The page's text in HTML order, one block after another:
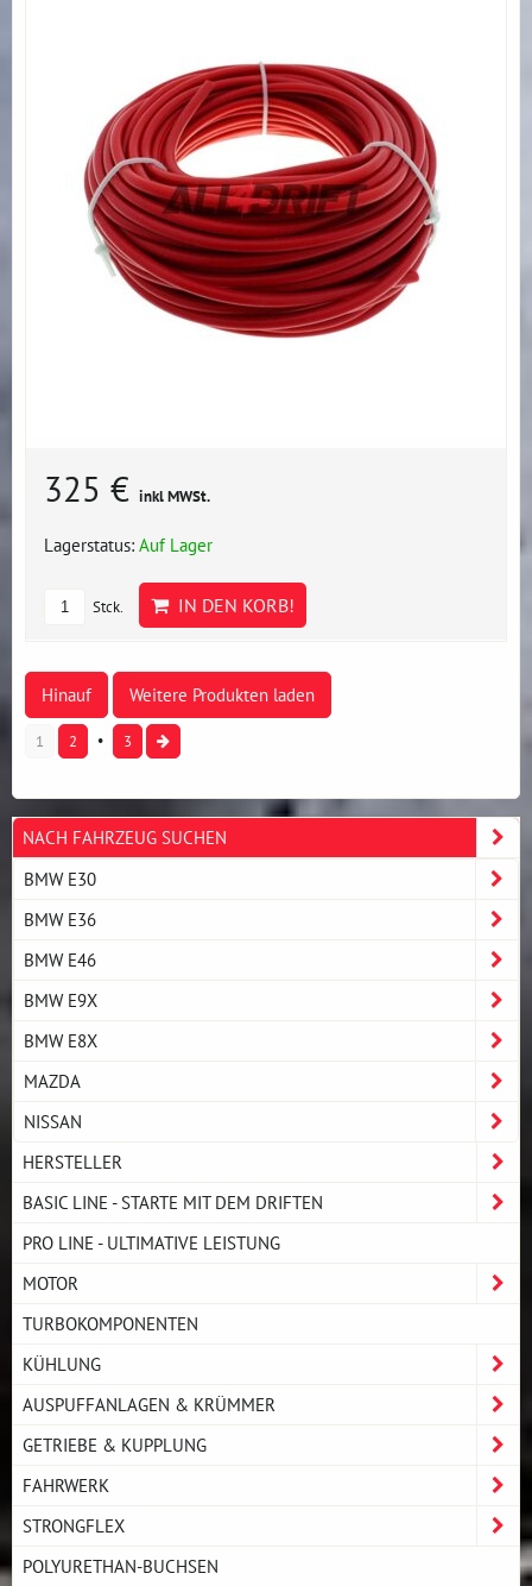
325 € inkl MWSt.
Lagerstatus: Auf Lager
Stck. IN DEN KORB!
Hinauf Weitere Produkten laden
1 2 3
NACH FAHRZEUG SUCHEN
BMW E30
BMW E36
BMW E46
BMW E9X
BMW E8X
MAZDA
NISSAN
HERSTELLER
BASIC LINE - STARTE MIT DEM DRIFTEN
PRO LINE - ULTIMATIVE LEISTUNG
MOTOR
TURBOKOMPONENTEN
KÜHLUNG
AUSPUFFANLAGEN & KRÜMMER
GETRIEBE & KUPPLUNG
FAHRWERK
STRONGFLEX
POLYURETHAN-BUCHSEN